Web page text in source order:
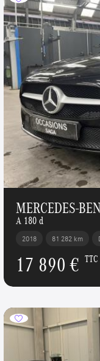
MERCEDES-
A 180 d
2018 81 282 km
17 890 € TTC